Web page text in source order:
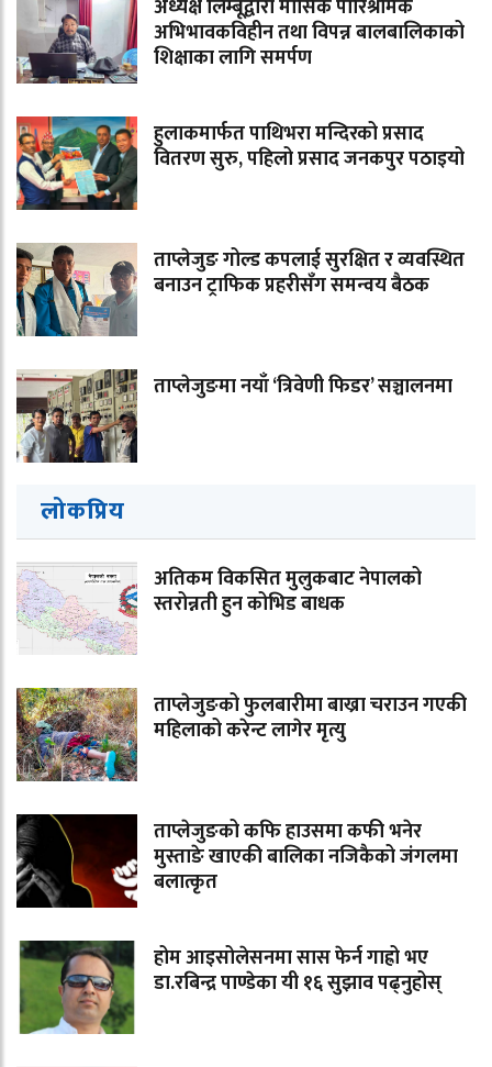
अध्यक्ष लिम्बूद्वारा मासिक पारिश्रमिक
अभिभावकविहीन तथा विपन्न बालबालिकाको
शिक्षाका लागि समर्पण
हुलाकमार्फत पाथिभरा मन्दिरको प्रसाद
वितरण सुरु, पहिलो प्रसाद जनकपुर पठाइयो
ताप्लेजुङ गोल्ड कपलाई सुरक्षित र व्यवस्थित
बनाउन ट्राफिक प्रहरीसँग समन्वय बैठक
ताप्लेजुङमा नयाँ ‘त्रिवेणी फिडर’ सञ्चालनमा
लोकप्रिय
अतिकम विकसित मुलुकबाट नेपालको
स्तरोन्नती हुन कोभिड बाधक
ताप्लेजुङको फुलबारीमा बाख्रा चराउन गएकी
महिलाको करेन्ट लागेर मृत्यु
ताप्लेजुङको कफि हाउसमा कफी भनेर
मुस्ताङे खाएकी बालिका नजिकैको जंगलमा
बलात्कृत
होम आइसोलेसनमा सास फेर्न गाह्रो भए
डा.रबिन्द्र पाण्डेका यी १६ सुझाव पढ्नुहोस्